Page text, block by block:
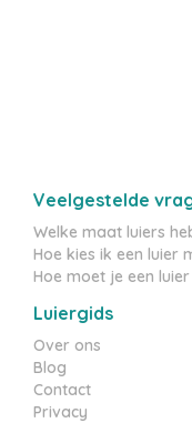
Veelgestelde
Welke maat luiers
Hoe kies ik een luier
Hoe moet je een
Luiergids
Over ons
Blog
Contact
Privacy